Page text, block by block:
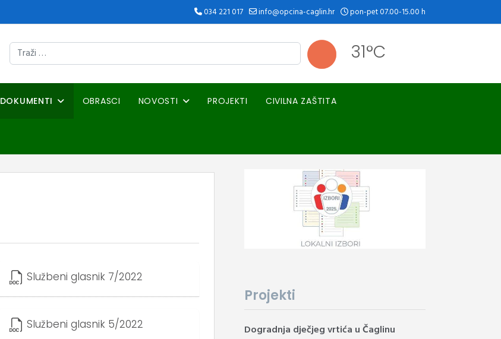
034 221 017 info@opcina-caglin.hr pon-pet 07.00-15.00 h
31°C
DOKUMENTI OBRASCI NOVOSTI PROJEKTI CIVILNA ZAŠTITA
Službeni glasnik 7/2022
Službeni glasnik 5/2022
Projekti
Dogradnja dječjeg vrtića u Čaglinu